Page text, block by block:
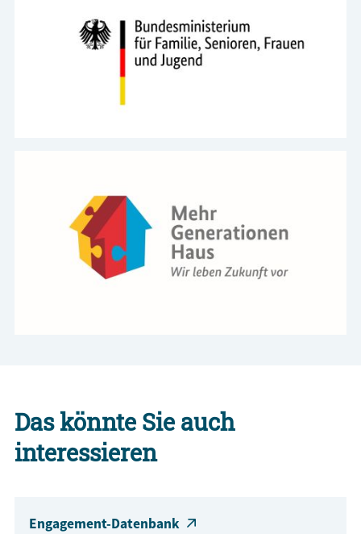
Das könnte Sie auch
interessieren
Engagement-Datenbank